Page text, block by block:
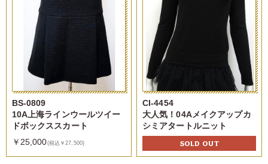
BS-0809
10A上海ラインウールツイー
ドボックススカート
￥25,000(税込￥27,500)
CI-4454
大人気！04Aメイクアップカ
シミアタートルニット
SOLD OUT